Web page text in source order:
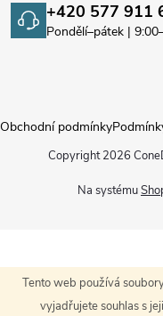
Tento web používá
vyjadřujete souhlas s
+420 577 911
Pondělí–pátek |
Na systému
Obchodní podmínky
Copyright 2026